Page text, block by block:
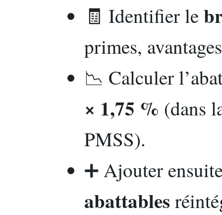
🧾 Identifier le
primes,
📉 Calculer
× 1,75 % (dans
PMSS).
➕ Ajouter
abattables